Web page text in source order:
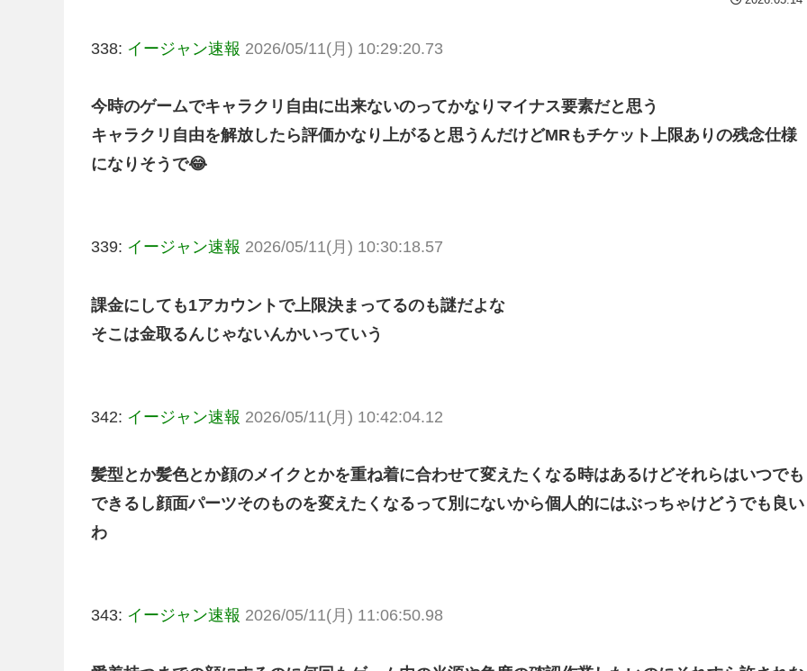
338: イージャン速報 2026/05/11(月) 10:29:20.73
今時のゲームでキャラクリ自由に出来ないのってかなりマイナス要素だと思う
キャラクリ自由を解放したら評価かなり上がると思うんだけどMRもチケット上限ありの残念仕様
になりそうで😂
339: イージャン速報 2026/05/11(月) 10:30:18.57
課金にしても1アカウントで上限決まってるのも謎だよな
そこは金取るんじゃないんかいっていう
342: イージャン速報 2026/05/11(月) 10:42:04.12
髪型とか髪色とか顔のメイクとかを重ね着に合わせて変えたくなる時はあるけどそれらはいつでも
できるし顔面パーツそのものを変えたくなるって別にないから個人的にはぶっちゃけどうでも良い
わ
343: イージャン速報 2026/05/11(月) 11:06:50.98